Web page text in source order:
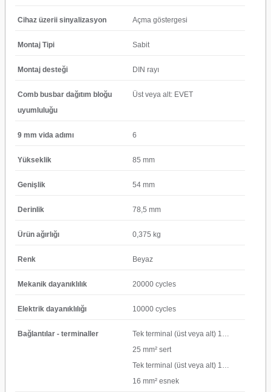
Cihaz üzerii sinyalizasyon Açma göstergesi
Montaj Tipi Sabit
Montaj desteği DIN rayı
Comb busbar dağıtım bloğu
uyumluluğu
Üst veya alt: EVET
9 mm vida adımı 6
Yükseklik 85 mm
Genişlik 54 mm
Derinlik 78,5 mm
Ürün ağırlığı 0,375 kg
Renk Beyaz
Mekanik dayanıklılık 20000 cycles
Elektrik dayanıklılığı 10000 cycles
Bağlantılar - terminaller
Tek terminal (üst veya alt) 1…
25 mm² sert
Tek terminal (üst veya alt) 1…
16 mm² esnek